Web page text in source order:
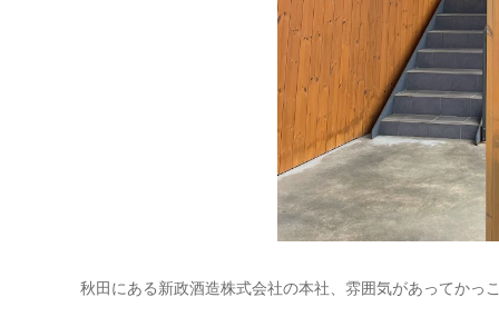
秋田にある新政酒造株式会社の本社、雰囲気があってかっ